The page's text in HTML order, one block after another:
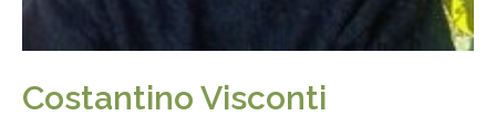
Costantino Visconti